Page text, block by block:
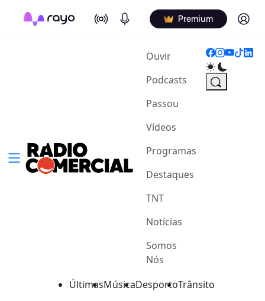
On Air Podcasts Premium Log in
Ouvir(current)
Podcasts
Passou
Vídeos
Programas
Destaques
TNT
Notícias
Somos
Nós
ÚltimasMúsicaDesportoTrânsito